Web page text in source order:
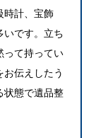
時計、宝飾
いです。立ち
って持ってい
伝えしたう
状態で遺品整